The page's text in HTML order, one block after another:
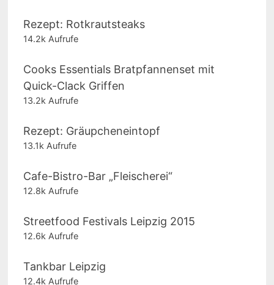
Rezept: Rotkrautsteaks
14.2k Aufrufe
Cooks Essentials Bratpfannenset mit
Quick-Clack Griffen
13.2k Aufrufe
Rezept: Gräupcheneintopf
13.1k Aufrufe
Cafe-Bistro-Bar „Fleischerei“
12.8k Aufrufe
Streetfood Festivals Leipzig 2015
12.6k Aufrufe
Tankbar Leipzig
12.4k Aufrufe